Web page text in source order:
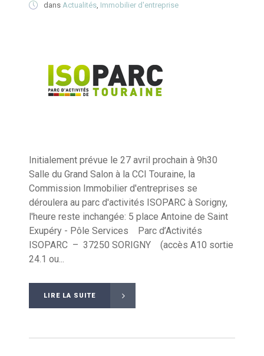
dans Actualités, Immobilier d'entreprise
Initialement prévue le 27 avril prochain à 9h30
Salle du Grand Salon à la CCI Touraine, la
Commission Immobilier d'entreprises se
déroulera au parc d'activités ISOPARC à Sorigny,
l'heure reste inchangée: 5 place Antoine de Saint
Exupéry - Pôle Services Parc d’Activités
ISOPARC – 37250 SORIGNY (accès A10 sortie
24.1 ou...
LIRE LA SUITE